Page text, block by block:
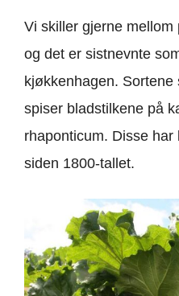
Vi skiller gjerne mellom
og det er sistnevnte
kjøkkenhagen.
spiser bladstilkene på
rhaponticum. Disse
siden 1800-tallet.